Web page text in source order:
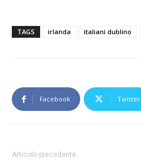
TAGS irlanda italiani dublino
Facebook Twitter
Articolo precedente